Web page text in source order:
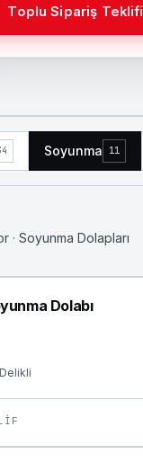
Toplu Sipariş Teklifi
Soyunma 11
· Soyunma Dolapları
Dolabı